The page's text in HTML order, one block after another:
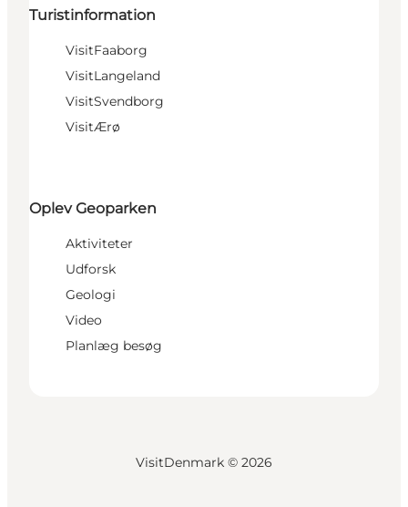
Turistinformation
VisitFaaborg
VisitLangeland
VisitSvendborg
VisitÆrø
Oplev Geoparken
Aktiviteter
Udforsk
Geologi
Video
Planlæg besøg
VisitDenmark © 2026